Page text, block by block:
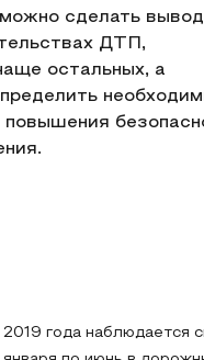
сделать
ДТП,
остальных, а
года наблюдается